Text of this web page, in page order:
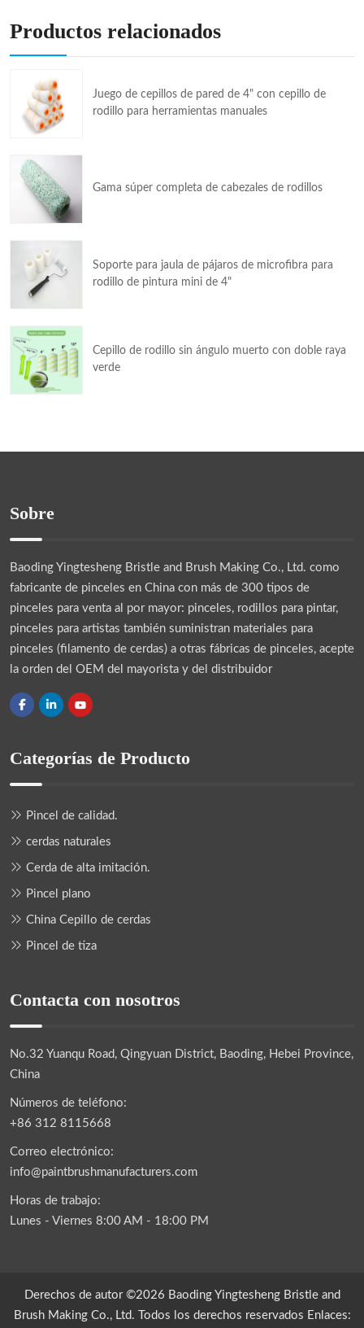
Productos relacionados
Juego de cepillos de pared de 4" con cepillo de
rodillo para herramientas manuales
Gama súper completa de cabezales de rodillos
Soporte para jaula de pájaros de microfibra para
rodillo de pintura mini de 4"
Cepillo de rodillo sin ángulo muerto con doble raya
verde
Sobre
Baoding Yingtesheng Bristle and Brush Making Co., Ltd. como
fabricante de pinceles en China con más de 300 tipos de
pinceles para venta al por mayor: pinceles, rodillos para pintar,
pinceles para artistas también suministran materiales para
pinceles (filamento de cerdas) a otras fábricas de pinceles, acepte
la orden del OEM del mayorista y del distribuidor
Categorías de Producto
Pincel de calidad.
cerdas naturales
Cerda de alta imitación.
Pincel plano
China Cepillo de cerdas
Pincel de tiza
Contacta con nosotros
No.32 Yuanqu Road, Qingyuan District, Baoding, Hebei Province,
China
Números de teléfono:
+86 312 8115668
Correo electrónico:
info@paintbrushmanufacturers.com
Horas de trabajo:
Lunes - Viernes 8:00 AM - 18:00 PM
Derechos de autor ©2026 Baoding Yingtesheng Bristle and
Brush Making Co., Ltd. Todos los derechos reservados Enlaces: